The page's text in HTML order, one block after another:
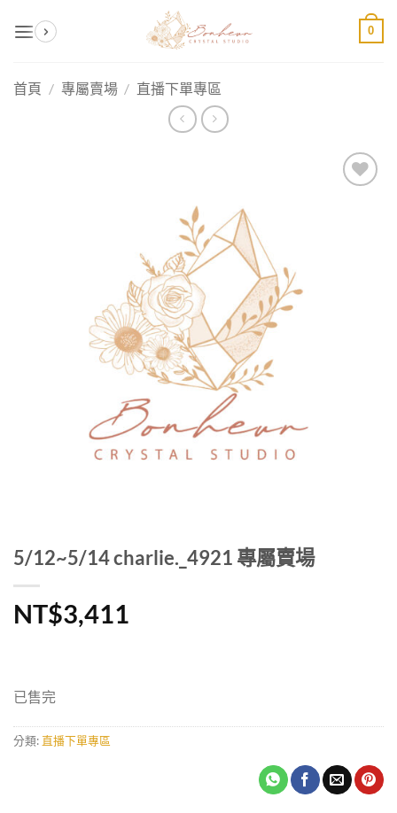
0
首頁 / 專屬賣場 / 直播下單專區
5/12~5/14 charlie._4921 專屬賣場
NT$3,411
已售完
分類: 直播下單專區